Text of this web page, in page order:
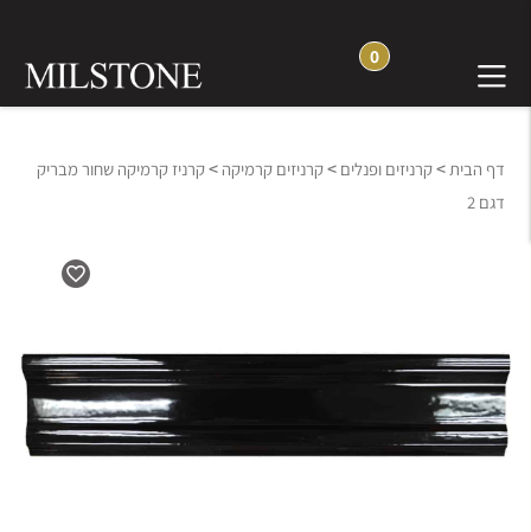
0
דף הבית>קרניזים ופנלים >קרניזים קרמיקה >קרניז קרמיקה שחור מבריק
דגם 2